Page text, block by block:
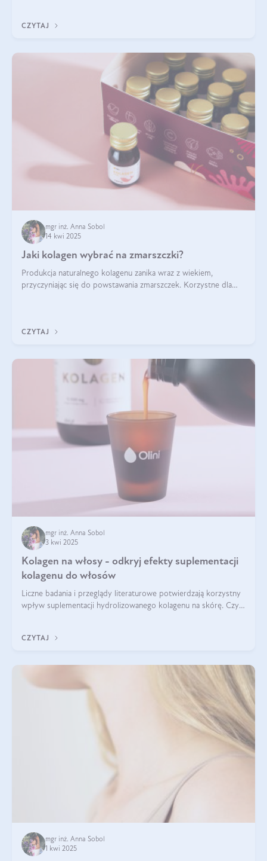
CZYTAJ
mgr inż. Anna Sobol
14 kwi 2025
Jaki kolagen wybrać na zmarszczki?
Produkcja naturalnego kolagenu zanika wraz z wiekiem,
przyczyniając się do powstawania zmarszczek. Korzystne dla
CZYTAJ
mgr inż. Anna Sobol
3 kwi 2025
Kolagen na włosy - odkryj efekty suplementacji
kolagenu do włosów
Liczne badania i przeglądy literaturowe potwierdzają korzystny
wpływ suplementacji hydrolizowanego kolagenu na skórę. Czy
CZYTAJ
mgr inż. Anna Sobol
1 kwi 2025